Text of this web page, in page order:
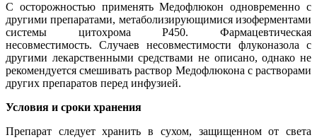
С осторожностью применять Медофлюкон одновременно с
другими препаратами, метаболизирующимися изоферментами
системы цитохрома P450. Фармацевтическая
несовместимость. Случаев несовместимости флуконазола с
другими лекарственными средствами не описано, однако не
рекомендуется смешивать раствор Медофлюкона с растворами
других препаратов перед инфузией.
Условия и сроки хранения
Препарат следует хранить в сухом, защищенном от света